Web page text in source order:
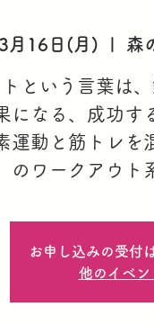
3月16日(月) 森
という言葉は
になる、成功す
運動と筋トレを
のワークアウト
お申し込みの受付
他のイベン